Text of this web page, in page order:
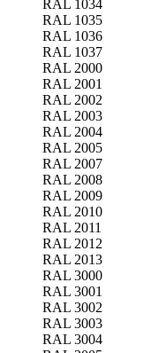
RAL 1034
RAL 1035
RAL 1036
RAL 1037
RAL 2000
RAL 2001
RAL 2002
RAL 2003
RAL 2004
RAL 2005
RAL 2007
RAL 2008
RAL 2009
RAL 2010
RAL 2011
RAL 2012
RAL 2013
RAL 3000
RAL 3001
RAL 3002
RAL 3003
RAL 3004